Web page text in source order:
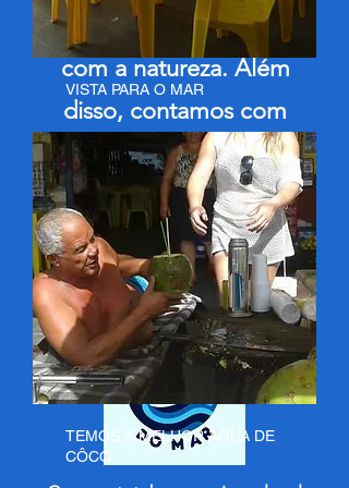
contato mais próximo
com a natureza. Além
disso, contamos com
uma mercearia e um
restaurante, disponíveis
para grupos e excursões
mediante agendamento.
VISTA PARA O MAR
TEMOS A MELHOR AGUA DE
CÔCO